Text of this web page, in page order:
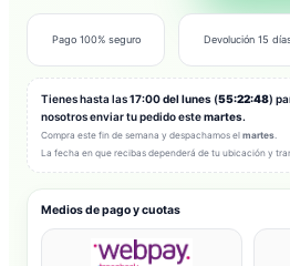
Pago 100% seguro Devolución 15
Tienes hasta las17:00 del lunes (55:22:46)
nosotros enviar tu pedido estemartes.
Compra este fin de semana y despachamos el martes
La fecha en que recibas dependerá de tu ubicación y
Medios de pago y cuotas